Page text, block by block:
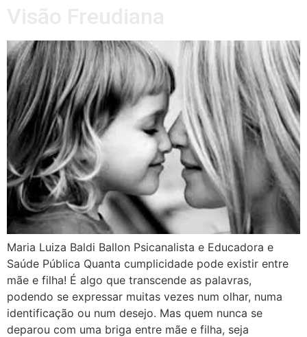
Maria Luiza Baldi Ballon Psicanalista e Educadora e
Saúde Pública Quanta cumplicidade pode existir entre
mãe e filha! É algo que transcende as palavras,
podendo se expressar muitas vezes num olhar, numa
identificação ou num desejo. Mas quem nunca se
deparou com uma briga entre mãe e filha, seja